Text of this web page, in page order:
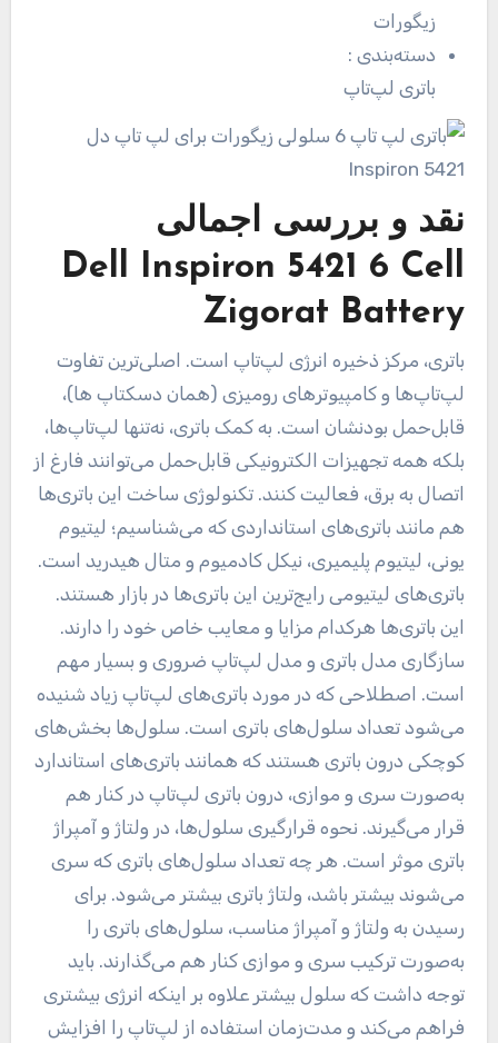
زیگورات
دسته‌بندی:
باتری لپ‌تاپ
نقد و بررسی اجمالی
Dell Inspiron 5421 6 Cell
Zigorat Battery
باتری، مرکز ذخیره انرژی لپ‌تاپ است. اصلی‌ترین تفاوت
لپ‌تاپ‌ها و کامپیوترهای رومیزی (همان دسکتاپ ها)،
قابل‌حمل بودنشان است. به کمک باتری، نه‌تنها لپ‌تاپ‌ها،
بلکه همه تجهیزات الکترونیکی قابل‌حمل می‌توانند فارغ از
اتصال به برق، فعالیت کنند. تکنولوژی ساخت این باتری‌ها
هم مانند باتری‌های استانداردی که می‌شناسیم؛ لیتیوم
یونی، لیتیوم پلیمیری، نیکل کادمیوم و متال هیدرید است.
باتری‌های لیتیومی رایج‌ترین این باتری‌ها در بازار هستند.
این باتری‌ها هرکدام مزایا و معایب خاص خود را دارند.
سازگاری مدل باتری و مدل لپ‌تاپ ضروری و بسیار مهم
است. اصطلاحی که در مورد باتری‌های لپ‌تاپ زیاد شنیده
می‌شود تعداد سلول‌های باتری است. سلول‌ها بخش‌های
کوچکی درون باتری هستند که همانند باتری‌های استاندارد
به‌صورت سری و موازی، درون باتری لپ‌تاپ در کنار هم
قرار می‌گیرند. نحوه قرارگیری سلول‌ها، در ولتاژ و آمپراژ
باتری موثر است. هر چه تعداد سلول‌های باتری که سری
می‌شوند بیشتر باشد، ولتاژ باتری بیشتر می‌شود. برای
رسیدن به ولتاژ و آمپراژ مناسب، سلول‌های باتری را
به‌صورت ترکیب سری و موازی کنار هم می‌گذارند. باید
توجه داشت که سلول بیشتر علاوه بر اینکه انرژی بیشتری
فراهم می‌کند و مدت‌زمان استفاده از لپ‌تاپ را افزایش